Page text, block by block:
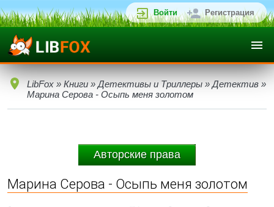
Войти Регистрация
LibFox » Книги » Детективы и Триллеры » Детектив »
Марина Серова - Осыпь меня золотом
Авторские права
Марина Серова - Осыпь меня золотом